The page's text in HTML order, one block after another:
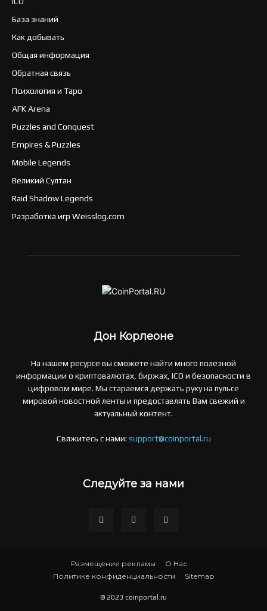
База знаний
Как добывать
Общая информация
Обратная связь
Психология и Таро
AFK Arena
Puzzles and Conquest
Empires & Puzzles
Mobile Legends
Великий Султан
Raid Shadow Legends
Разработка игр Weisslog.com
Дон Корлеоне
На нашем ресурсе вы сможете найти много полезной
информации о криптовалютах, биржах, ICO и безопасности в
цифровом мире. Мы стараемся держать руку на пульсе
мировой новостной ленты и предоставлять Вам свежий и
актуальный контент.
Свяжитесь с нами: support@coinportal.ru
Следуйте за нами
Размещение рекламы
О Нас
Политике конфиденциальности
Sitemap
© 2023 coinportal.ru